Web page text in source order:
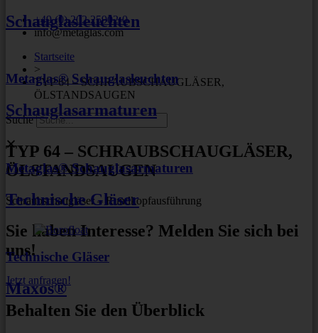
+49 (0) 202 25902-0
info@metaglas.com
Startseite
>
TYP 64 – SCHRAUBSCHAUGLÄSER,
ÖLSTANDSAUGEN
Suche
Schauglasleuchten
Metaglas® Schauglasleuchten
Schauglasarmaturen
Metaglas® Schauglasarmaturen
Technische Gläser
Technische Gläser
Maxos®
TYP 64 – SCHRAUBSCHAUGLÄSER,
ÖLSTANDSAUGEN
Schraubschaugläser – Rundkopfausführung
Sie haben Interesse? Melden Sie sich bei
uns!
Jetzt anfragen!
Behalten Sie den Überblick